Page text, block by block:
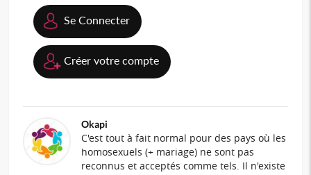
Se Connecter
Créer votre compte
Okapi
C'est tout à fait normal pour des pays où les
homosexuels (+ mariage) ne sont pas
reconnus et acceptés comme tels. Il n'existe